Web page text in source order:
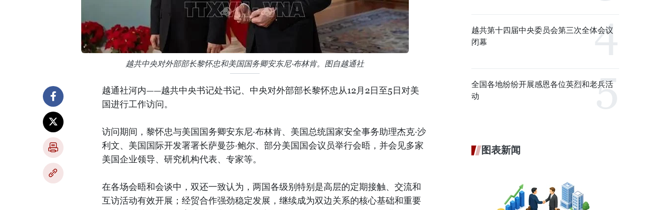
越共中央对外部部长黎怀忠和美国国务卿安东尼·布林肯。图自越通社
越通社河内——越共中央书记处书记、中央对外部部长黎怀忠从12月2日至5日对美
国进行工作访问。
访问期间，黎怀忠与美国国务卿安东尼·布林肯、美国总统国家安全事务助理杰克·沙
利文、美国国际开发署署长萨曼莎·鲍尔、部分美国国会议员举行会晤，并会见多家
美国企业领导、研究机构代表、专家等。
在各场会晤和会谈中，双还一致认为，两国各级别特别是高层的定期接触、交流和
互访活动有效开展；经贸合作强劲稳定发展，继续成为双边关系的核心基础和重要
越共第十四届中央委员会第三次全体会议
闭幕
全国各地纷纷开展感恩各位英烈和老兵活
动
图表新闻